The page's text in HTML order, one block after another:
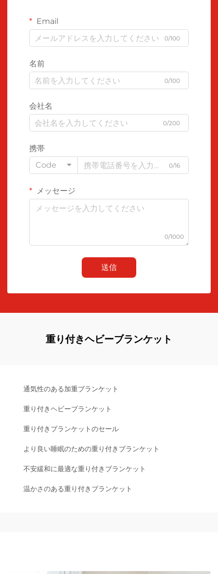
Email
0/100
名前
0/100
会社名
0/200
携帯
Code
0/16
メッセージ
0/1000
送信
重り付きヘビーブランケット
通気性のある加重ブランケット
重り付きヘビーブランケット
重り付きブランケットのセール
より良い睡眠のための重り付きブランケット
不安緩和に最適な重り付きブランケット
温かさのある重り付きブランケット